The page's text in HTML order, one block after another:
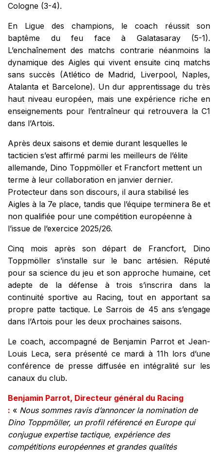
Cologne (3-4).
En Ligue des champions, le coach réussit son
baptême du feu face à Galatasaray (5-1).
L’enchaînement des matchs contrarie néanmoins la
dynamique des Aigles qui vivent ensuite cinq matchs
sans succès (Atlético de Madrid, Liverpool, Naples,
Atalanta et Barcelone). Un dur apprentissage du très
haut niveau européen, mais une expérience riche en
enseignements pour l’entraîneur qui retrouvera la C1
dans l’Artois.
Après deux saisons et demie durant lesquelles le
tacticien s’est affirmé parmi les meilleurs de l’élite
allemande, Dino Toppmöller et Francfort mettent un
terme à leur collaboration en janvier dernier.
Protecteur dans son discours, il aura stabilisé les
Aigles à la 7e place, tandis que l’équipe terminera 8e et
non qualifiée pour une compétition européenne à
l’issue de l’exercice 2025/26.
Cinq mois après son départ de Francfort, Dino
Toppmöller s’installe sur le banc artésien. Réputé
pour sa science du jeu et son approche humaine, cet
adepte de la défense à trois s’inscrira dans la
continuité sportive au Racing, tout en apportant sa
propre patte tactique. Le Sarrois de 45 ans s’engage
dans l’Artois pour les deux prochaines saisons.
Le coach, accompagné de Benjamin Parrot et Jean-
Louis Leca, sera présenté ce mardi à 11h lors d’une
conférence de presse diffusée en intégralité sur les
canaux du club.
Benjamin Parrot, Directeur général du Racing
: « Nous sommes ravis d’annoncer la nomination de
Dino Toppmöller, un profil référencé en Europe qui
conjugue expertise tactique, expérience des
compétitions européennes et grandes qualités